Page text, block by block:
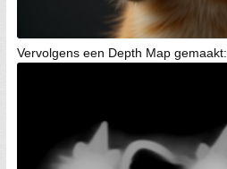
Vervolgens een Depth Map gemaakt: